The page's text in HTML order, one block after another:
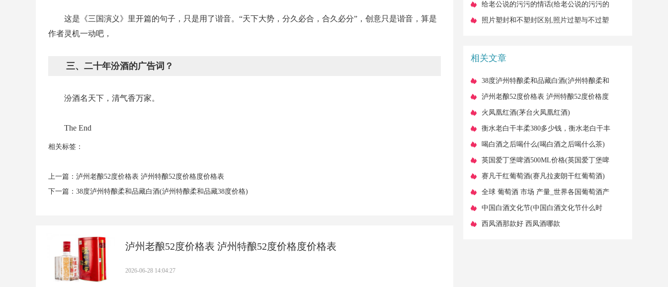
这是《三国演义》里开篇的句子，只是用了谐音。“天下大势，分久必合，合久必分”，创意只是谐音，算是
作者灵机一动吧，
三、二十年汾酒的广告词？
汾酒名天下，清气香万家。
The End
相关标签：
上一篇： ​泸州老酿52度价格表 泸州特酿52度价格度价格表
下一篇： ​38度泸州特酿柔和品藏白酒(泸州特酿柔和品藏38度价格)
​泸州老酿52度价格表 泸州特酿52度价格度价格表
2026-06-28 14:04:27
​给老公说的污污的情话(给老公说的污污的
情话长句)
​照片塑封和不塑封区别,照片过塑与不过塑
相关文章
​38度泸州特酿柔和品藏白酒(泸州特酿柔和
品藏38度价格)
​泸州老酿52度价格表 泸州特酿52度价格度
价格表
​火凤凰红酒(茅台火凤凰红酒)
​衡水老白干丰柔380多少钱，衡水老白干丰
柔380多少钱一瓶
​喝白酒之后喝什么(喝白酒之后喝什么茶)
​英国爱丁堡啤酒500ML价格(英国爱丁堡啤
酒10L)
​赛凡干红葡萄酒(赛凡拉麦朗干红葡萄酒)
​全球 葡萄酒 市场 产量_世界各国葡萄酒产
量
​中国白酒文化节(中国白酒文化节什么时
候)
​西凤酒那款好 西凤酒哪款